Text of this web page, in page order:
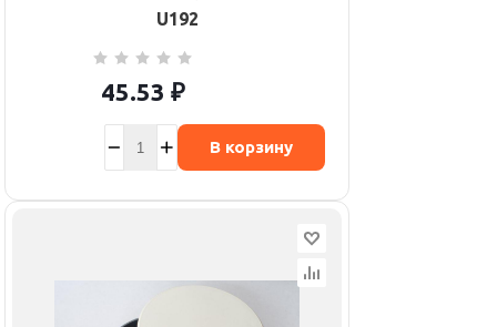
U192
45.53 ₽
В корзину